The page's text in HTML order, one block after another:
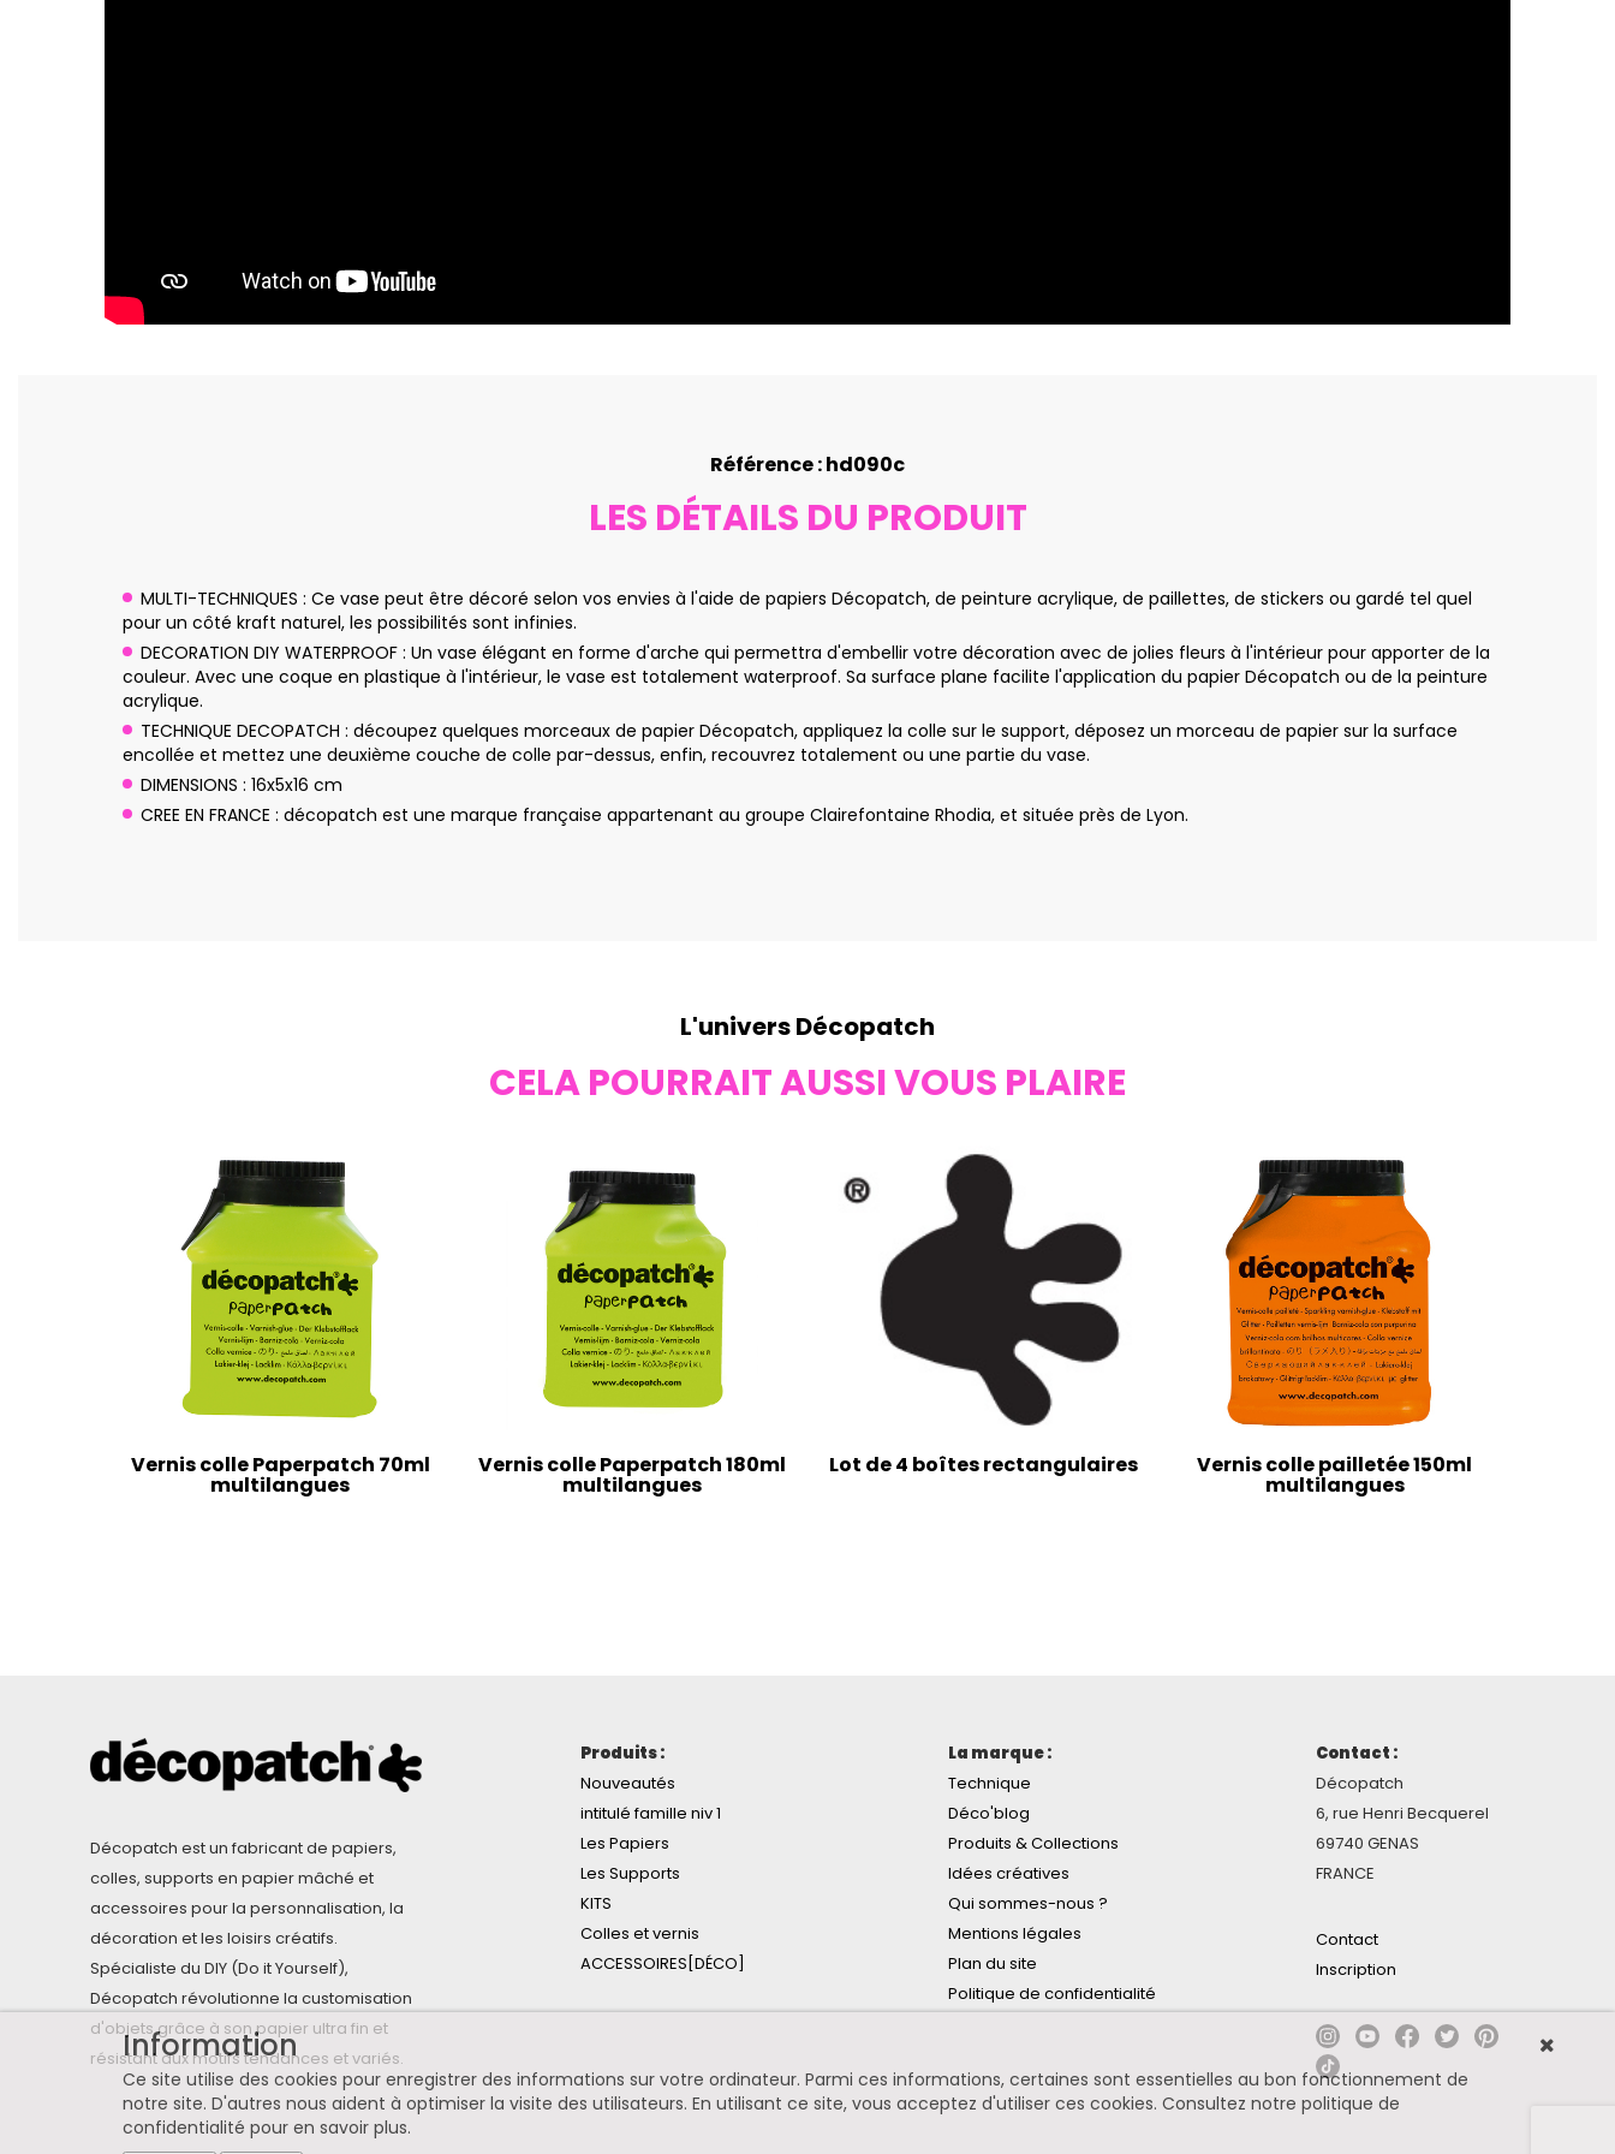
Référence : hd090c
LES DÉTAILS DU PRODUIT
MULTI-TECHNIQUES : Ce vase peut être décoré selon vos envies à l'aide de papiers Décopatch, de peinture acrylique, de paillettes, de stickers ou gardé tel quel
pour un côté kraft naturel, les possibilités sont infinies.
DECORATION DIY WATERPROOF : Un vase élégant en forme d'arche qui permettra d'embellir votre décoration avec de jolies fleurs à l'intérieur pour apporter de la
couleur. Avec une coque en plastique à l'intérieur, le vase est totalement waterproof. Sa surface plane facilite l'application du papier Décopatch ou de la peinture
acrylique.
TECHNIQUE DECOPATCH : découpez quelques morceaux de papier Décopatch, appliquez la colle sur le support, déposez un morceau de papier sur la surface
encollée et mettez une deuxième couche de colle par-dessus, enfin, recouvrez totalement ou une partie du vase.
DIMENSIONS : 16x5x16 cm
CREE EN FRANCE : décopatch est une marque française appartenant au groupe Clairefontaine Rhodia, et située près de Lyon.
L'univers Décopatch
CELA POURRAIT AUSSI VOUS PLAIRE
Vernis colle Paperpatch 70ml
multilangues
Vernis colle Paperpatch 180ml
multilangues
Lot de 4 boîtes rectangulaires Vernis colle pailletée 150ml
multilangues
Décopatch est un fabricant de papiers,
colles, supports en papier mâché et
accessoires pour la personnalisation, la
décoration et les loisirs créatifs.
Spécialiste du DIY (Do it Yourself),
Décopatch révolutionne la customisation
d'objets grâce à son papier ultra fin et
résistant aux motifs tendances et variés.
Produits :
Nouveautés
intitulé famille niv 1
Les Papiers
Les Supports
KITS
Colles et vernis
ACCESSOIRES[DÉCO]
La marque :
Technique
Déco'blog
Produits & Collections
Idées créatives
Qui sommes-nous ?
Mentions légales
Plan du site
Politique de confidentialité
Contact :
Décopatch
6, rue Henri Becquerel
69740 GENAS
FRANCE
Contact
Inscription
Information
Ce site utilise des cookies pour enregistrer des informations sur votre ordinateur. Parmi ces informations, certaines sont essentielles au bon fonctionnement de
notre site. D'autres nous aident à optimiser la visite des utilisateurs. En utilisant ce site, vous acceptez d'utiliser ces cookies. Consultez notre politique de
confidentialité pour en savoir plus.